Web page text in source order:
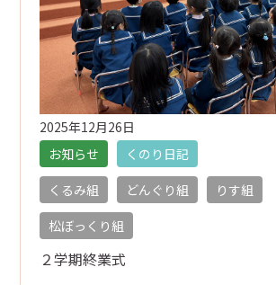
預かり保育
給食
未就園児教室・幼稚園開放
入園のご案内
設定区分
利用時間
2025年12月26日
お知らせ
くのり日記
くるみ組
どんぐり組
りす組
松ぼっくり組
２学期終業式